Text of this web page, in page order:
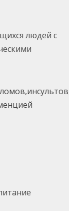
людей с